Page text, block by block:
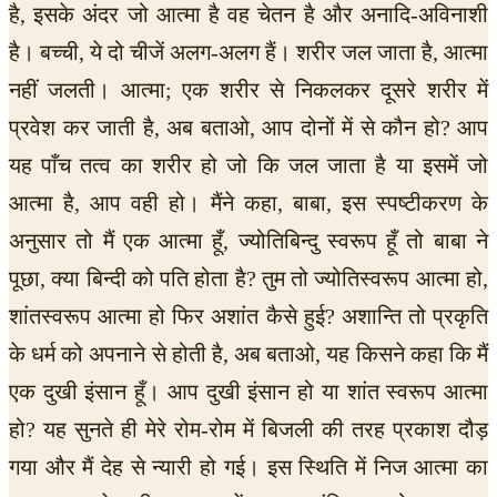
है, इसके अंदर जो आत्मा है वह चेतन है और अनादि-अविनाशी
है। बच्ची, ये दो चीजें अलग-अलग हैं। शरीर जल जाता है, आत्मा
नहीं जलती। आत्मा; एक शरीर से निकलकर दूसरे शरीर में
प्रवेश कर जाती है, अब बताओ, आप दोनों में से कौन हो? आप
यह पाँच तत्व का शरीर हो जो कि जल जाता है या इसमें जो
आत्मा है, आप वही हो। मैंने कहा, बाबा, इस स्पष्टीकरण के
अनुसार तो मैं एक आत्मा हूँ, ज्योतिबिन्दु स्वरूप हूँ तो बाबा ने
पूछा, क्या बिन्दी को पति होता है? तुम तो ज्योतिस्वरूप आत्मा हो,
शांतस्वरूप आत्मा हो फिर अशांत कैसे हुई? अशान्ति तो प्रकृति
के धर्म को अपनाने से होती है, अब बताओ, यह किसने कहा कि मैं
एक दुखी इंसान हूँ। आप दुखी इंसान हो या शांत स्वरूप आत्मा
हो? यह सुनते ही मेरे रोम-रोम में बिजली की तरह प्रकाश दौड़
गया और मैं देह से न्यारी हो गई। इस स्थिति में निज आत्मा का